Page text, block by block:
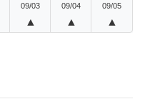
09/03
▲
09/04
▲
09/05
▲